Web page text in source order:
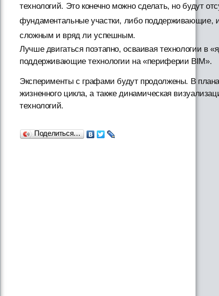
технологий. Это конечно можно сделать, но будут
фундаментальные участки, либо поддерживающие,
сложным и вряд ли успешным.
Лучше двигаться поэтапно, осваивая технологии в
поддерживающие технологии на «периферии BIM».
Эксперименты с графами будут продолжены. В
жизненного цикла, а также динамическая
технологий.
Поделиться…